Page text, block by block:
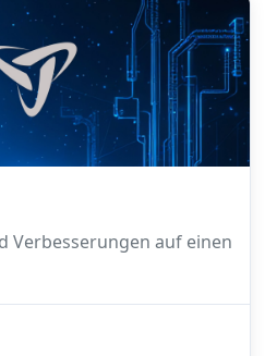
Verbesserungen auf einen